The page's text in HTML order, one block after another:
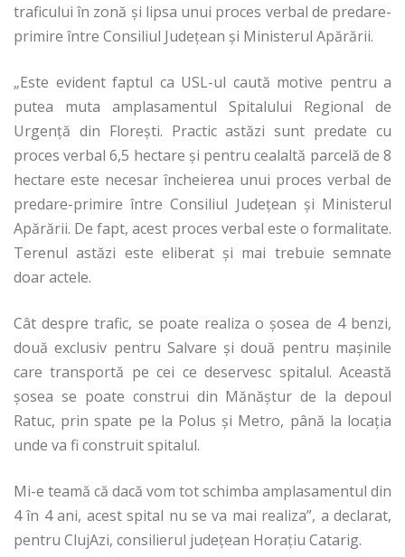
traficului în zonă şi lipsa unui proces verbal de predare-
primire între Consiliul Județean şi Ministerul Apărării.
„Este evident faptul ca USL-ul caută motive pentru a
putea muta amplasamentul Spitalului Regional de
Urgență din Florești. Practic astăzi sunt predate cu
proces verbal 6,5 hectare şi pentru cealaltă parcelă de 8
hectare este necesar încheierea unui proces verbal de
predare-primire între Consiliul Județean şi Ministerul
Apărării. De fapt, acest proces verbal este o formalitate.
Terenul astăzi este eliberat şi mai trebuie semnate
doar actele.
Cât despre trafic, se poate realiza o şosea de 4 benzi,
două exclusiv pentru Salvare şi două pentru mașinile
care transportă pe cei ce deservesc spitalul. Această
şosea se poate construi din Mănăştur de la depoul
Ratuc, prin spate pe la Polus şi Metro, până la locaţia
unde va fi construit spitalul.
Mi-e teamă că dacă vom tot schimba amplasamentul din
4 în 4 ani, acest spital nu se va mai realiza”, a declarat,
pentru ClujAzi, consilierul județean Horaţiu Catarig.